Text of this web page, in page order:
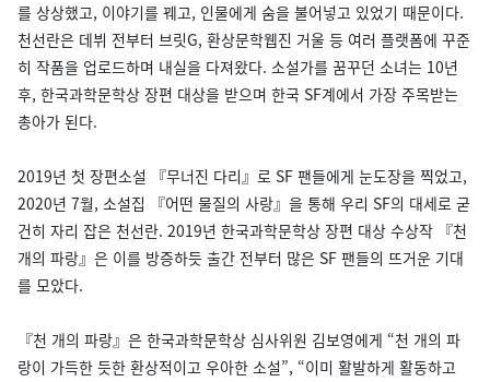
를 상상했고, 이야기를 꿰고, 인물에게 숨을 불어넣고 있었기 때문이다.
천선란은 데뷔 전부터 브릿G, 환상문학웹진 거울 등 여러 플랫폼에 꾸준
히 작품을 업로드하며 내실을 다져왔다. 소설가를 꿈꾸던 소녀는 10년
후, 한국과학문학상 장편 대상을 받으며 한국 SF계에서 가장 주목받는
총아가 된다.
2019년 첫 장편소설 『무너진 다리』로 SF 팬들에게 눈도장을 찍었고,
2020년 7월, 소설집 『어떤 물질의 사랑』을 통해 우리 SF의 대세로 굳
건히 자리 잡은 천선란. 2019년 한국과학문학상 장편 대상 수상작 『천
개의 파랑』은 이를 방증하듯 출간 전부터 많은 SF 팬들의 뜨거운 기대
를 모았다.
『천 개의 파랑』은 한국과학문학상 심사위원 김보영에게 “천 개의 파
랑이 가득한 듯한 환상적이고 우아한 소설”, “이미 활발하게 활동하고